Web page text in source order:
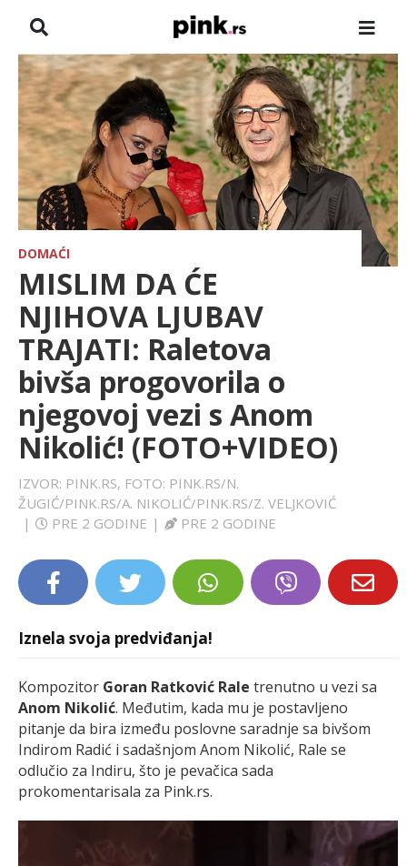
NASLOVNA
VESTI
ZADRUGA
SHOWBIZ
HRONIKA
FARMERI
TV
SPORT
LIFESTYLE
EXTRA
DOMAĆI
MISLIM DA ĆE
NJIHOVA LJUBAV
TRAJATI: Raletova
bivša progovorila o
njegovoj vezi s Anom
Nikolić! (FOTO+VIDEO)
IZVOR: PINK.RS, FOTO: PINK.RS/N.
ŽUGIĆ/PINK.RS/A. NIKOLIĆ/PINK.RS/Z. VELJKOVIĆ
|
PRE 2 GODINE | PRE 2 GODINE
Iznela svoja predviđanja!
Kompozitor Goran Ratković Rale trenutno u vezi sa
Anom Nikolić. Međutim, kada mu je postavljeno
pitanje da bira između poslovne saradnje sa bivšom
Indirom Radić i sadašnjom Anom Nikolić, Rale se
odlučio za Indiru, što je pevačica sada
prokomentarisala za Pink.rs.